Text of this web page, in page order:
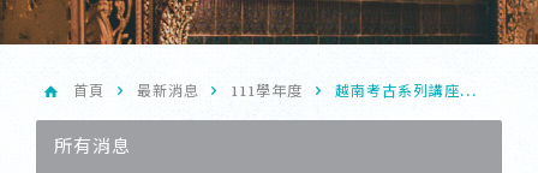
首頁 最新消息 111學年度 越南考古系列講座...
所有消息